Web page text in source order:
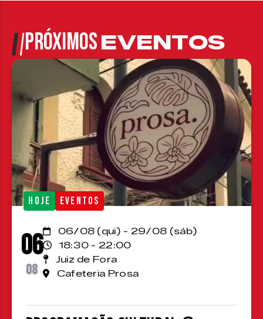
PRÓXIMOSEVENTOS
HOJE EVENTOS
06
08
06/08 (qui) - 29/08 (sáb)
18:30 - 22:00
Juiz de Fora
Cafeteria Prosa